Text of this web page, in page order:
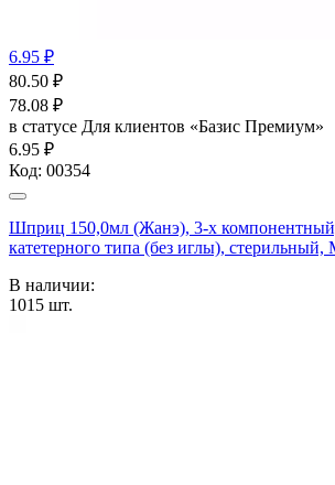
6.95 ₽
80.50 ₽
78.08 ₽
в статусе Для клиентов «Базис Премиум»
6.95 ₽
Код: 00354
Шприц 150,0мл (Жанэ), 3-х
катетерного типа (без иглы),
В наличии:
1015 шт.